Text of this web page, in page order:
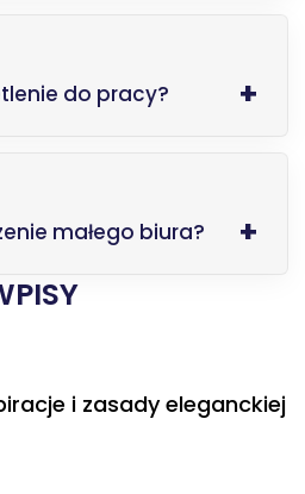
do pracy?
małego biura?
i zasady eleganckiej